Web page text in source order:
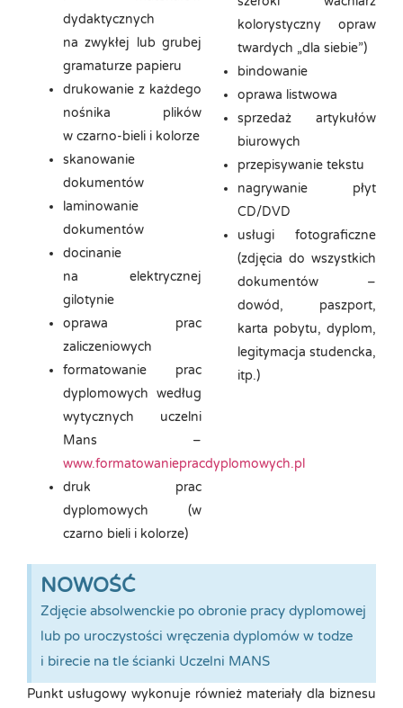
dydaktycznych
na zwykłej lub grubej
gramaturze papieru
drukowanie z każdego
nośnika plików
w czarno-bieli i kolorze
skanowanie
dokumentów
laminowanie
dokumentów
docinanie
na elektrycznej
gilotynie
oprawa prac
zaliczeniowych
formatowanie prac
dyplomowych według
wytycznych uczelni
Mans –
www.formatowaniepracdyplomowych.pl
druk prac
dyplomowych (w
czarno bieli i kolorze)
kolorystyczny opraw
twardych „dla siebie”)
bindowanie
oprawa listwowa
sprzedaż artykułów
biurowych
przepisywanie tekstu
nagrywanie płyt
CD/DVD
usługi fotograficzne
(zdjęcia do wszystkich
dokumentów –
dowód, paszport,
karta pobytu, dyplom,
legitymacja studencka,
itp.)
NOWOŚĆ
Zdjęcie absolwenckie po obronie pracy dyplomowej
lub po uroczystości wręczenia dyplomów w todze
i birecie na tle ścianki Uczelni MANS
Punkt usługowy wykonuje również materiały dla biznesu